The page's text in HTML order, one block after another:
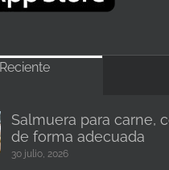
Reciente
Salmuera para carne,
de forma adecuada
30 julio, 2026